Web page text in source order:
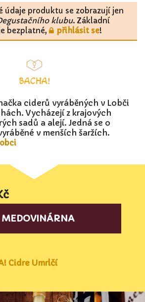
údaje produktu se zobrazují jen
klubu. Základní
bezplatné,
přihlásit se!
BACHA!
ciderů vyráběných v Lobči
Vycházejí z krajových
sadů a alejí. Jedná se o
v menších šaržích.
MEDOVINÁRNA
Cidre Umrlčí